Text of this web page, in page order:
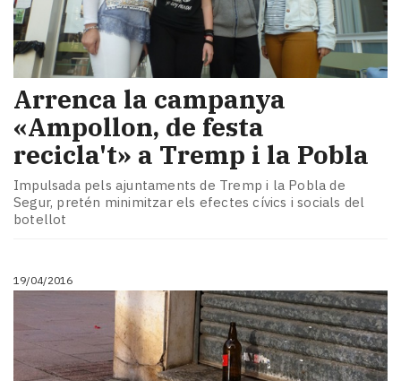
Arrenca la campanya
«Ampollon, de festa
recicla't» a Tremp i la Pobla
Impulsada pels ajuntaments de Tremp i la Pobla de
Segur, pretén minimitzar els efectes cívics i socials del
botellot
19/04/2016